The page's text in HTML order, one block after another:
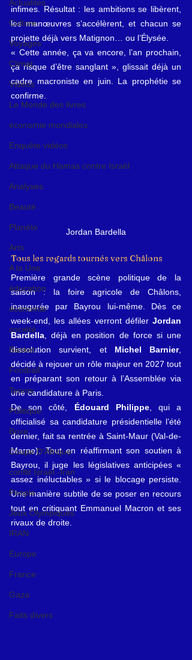
Actualités
Culture
Voyages
Climat
Vidéos
Le Monde des livres
économie mondiales
Enquête vidéos
Attaque du Hamas contre Israël
Analyses
Beauté
Planète
Arts
A la Une
éducation
économie
société
Basket
Football
Tennis
Politique
Boxe
Coupe D'Afrique
conflit Israël -Iran
People
Jeux Olympiques
IRAN
Europe
France
Gaza
Faits divers
infimes. Résultat : les ambitions se libèrent,
les manœuvres s’accélèrent, et chacun se
projette déjà vers Matignon… ou l’Élysée.
« Cette année, ça va encore, l’an prochain,
ça risque d’être sanglant », glissait déjà un
cadre macroniste en juin. La prophétie se
confirme.
Jordan Bardella
Tous les regards tournés vers Châlons
Première grande scène politique de la
saison : la foire agricole de Châlons,
inaugurée par Bayrou lui-même. Dès ce
week-end, les allées verront défiler Jordan
Bardella , déjà en position de force si une
dissolution survient, et Michel Barnier,
décidé à rejouer un rôle majeur en 2027 tout
en préparant son retour à l’Assemblée via
une candidature à Paris.
De son côté, Édouard Philippe, qui a
officialisé sa candidature présidentielle l’été
dernier, fait sa rentrée à Saint-Maur (Val-de-
Marne). Tout en réaffirmant son soutien à
Bayrou, il juge les législatives anticipées «
assez inéluctables » si le blocage persiste.
Une manière subtile de se poser en recours
tout en critiquant Emmanuel Macron et ses
rivaux de droite.